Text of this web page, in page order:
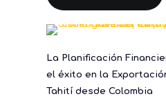
La Planificación
el éxito en la
Tahití desde Colombia